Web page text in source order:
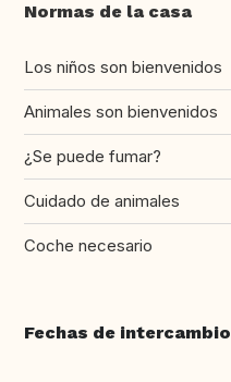
Normas de la casa
Los niños son bienvenidos
Animales son bienvenidos
¿Se puede fumar?
Cuidado de animales
Coche necesario
Fechas de intercambio